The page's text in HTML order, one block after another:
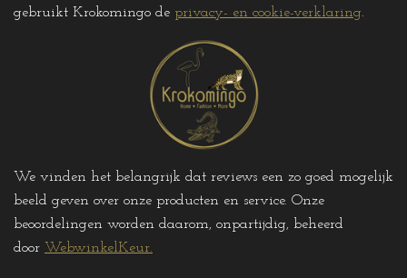
gebruikt Krokomingo de privacy- en cookie-verklaring.
We vinden het belangrijk dat reviews een zo goed mogelijk
beeld geven over onze producten en service. Onze
beoordelingen worden daarom, onpartijdig, beheerd
door WebwinkelKeur.